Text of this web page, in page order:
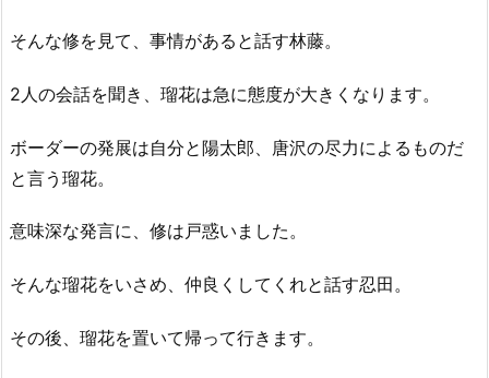
そんな修を見て、事情があると話す林藤。
2人の会話を聞き、瑠花は急に態度が大きくなります。
ボーダーの発展は自分と陽太郎、唐沢の尽力によるものだ
と言う瑠花。
意味深な発言に、修は戸惑いました。
そんな瑠花をいさめ、仲良くしてくれと話す忍田。
その後、瑠花を置いて帰って行きます。